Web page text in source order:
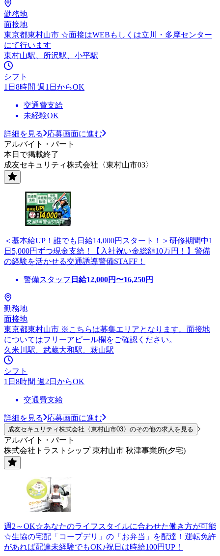
勤務地
面接地
東京都東村山市 ☆面接はWEBもしくは立川・多摩センター
にて行います
東村山駅、所沢駅、小平駅
シフト
1日8時間 週1日からOK
交通費支給
未経験OK
詳細を見る
応募画面に進む
アルバイト・パート
本日で掲載終了
成友セキュリティ株式会社〈東村山市03〉
＜基本給UP！誰でも日給14,000円スタート！＞研修期間中1
日5,000円ずつ現金支給！【入社祝い金総額10万円！】警備
の経験を活かせる交通誘導警備STAFF！
警備スタッフ 日給12,000円〜16,250円
勤務地
面接地
東京都東村山市 ※こちらは募集エリアとなります。面接地
についてはフリーアピール欄をご確認ください。
久米川駅、武蔵大和駅、萩山駅
シフト
1日8時間 週2日からOK
交通費支給
詳細を見る 応募画面に進む
成友セキュリティ株式会社〈東村山市03〉のその他の求人を見る
アルバイト・パート
株式会社トラストシップ 東村山市 秋津事業所(夕宅)
週2～OK☆あなたのライフスタイルに合わせた働き方が可能
☆生協の宅配「コープデリ」の「お弁当」を配達！運転免許
があれば配達未経験でもOK♪祝日は時給100円UP！